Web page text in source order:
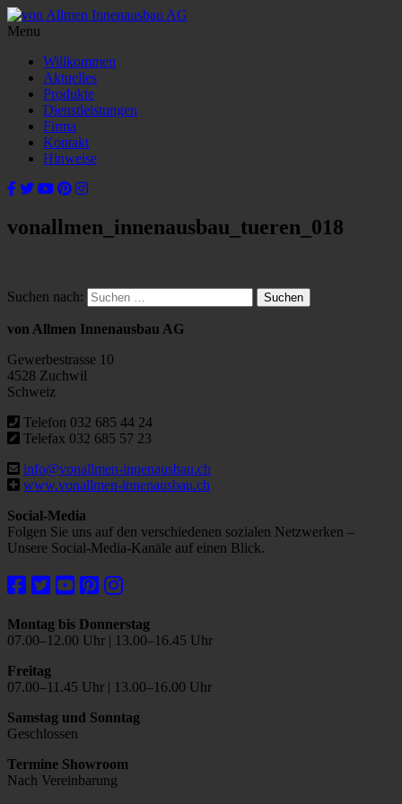
Menu
Willkommen
Aktuelles
Produkte
Dienstleistungen
Firma
Kontakt
Hinweise
vonallmen_innenausbau_tueren_018
Suchen nach:
von Allmen Innenausbau AG
Gewerbestrasse 10
4528 Zuchwil
Schweiz
Telefon 032 685 44 24
Telefax 032 685 57 23
info@vonallmen-innenausbau.ch
www.vonallmen-innenausbau.ch
Social-Media
Folgen Sie uns auf den verschiedenen sozialen Netzwerken –
Unsere Social-Media-Kanäle auf einen Blick.
Montag bis Donnerstag
07.00–12.00 Uhr | 13.00–16.45 Uhr
Freitag
07.00–11.45 Uhr | 13.00–16.00 Uhr
Samstag und Sonntag
Geschlossen
Termine Showroom
Nach Vereinbarung